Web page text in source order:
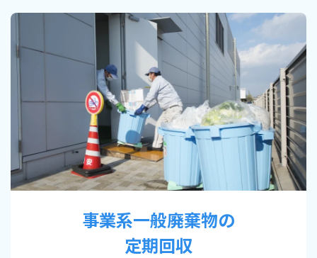
事業系一般廃棄物の
定期回収